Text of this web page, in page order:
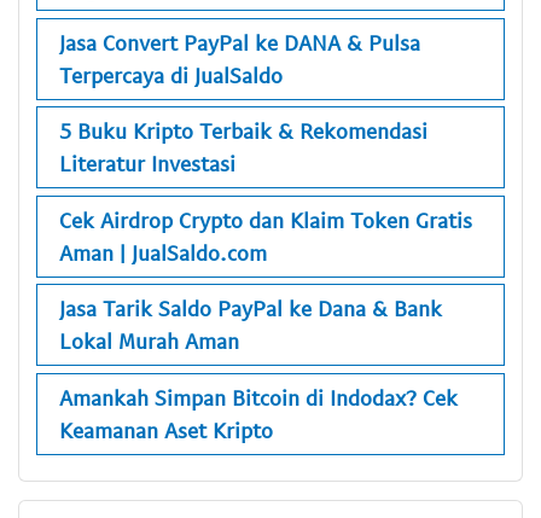
Jasa Convert PayPal ke DANA & Pulsa
Terpercaya di JualSaldo
5 Buku Kripto Terbaik & Rekomendasi
Literatur Investasi
Cek Airdrop Crypto dan Klaim Token Gratis
Aman | JualSaldo.com
Jasa Tarik Saldo PayPal ke Dana & Bank
Lokal Murah Aman
Amankah Simpan Bitcoin di Indodax? Cek
Keamanan Aset Kripto